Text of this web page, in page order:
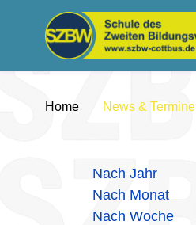
Home News & Termine
Nach Jahr
Nach Monat
Nach Woche